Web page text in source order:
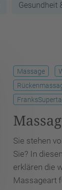
Gesundheit
Massage
Sie stehen
Sie? In
erklären die
Massageart